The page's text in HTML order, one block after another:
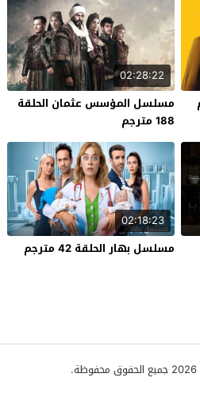
02:28:22
مسلسل المؤسس عثمان الحلقة
188 مترجم
02:18:23
مسلسل بهار الحلقة 42 مترجم